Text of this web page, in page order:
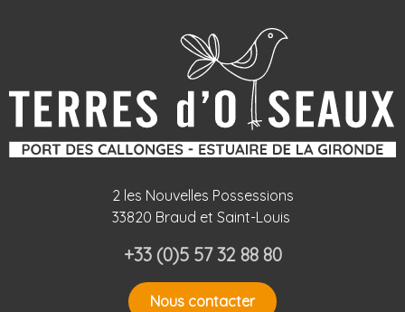
2 les Nouvelles Possessions
33820 Braud et Saint-Louis
+33 (0)5 57 32 88 80
Nous contacter